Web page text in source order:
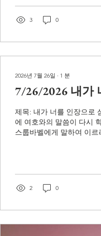
3 0
2026년 7월 26일 ∙ 1 분
7/26/2026 내가
제목: 내가 너를 인장으로
에 여호와의 말씀이 다시
스룹바벨에게 말하여 이
벨아 여호와가 말하노라
니 이는 내가 너를 택하였
소중한교회(Precious
Linda CA 92886 - 전화
2 0